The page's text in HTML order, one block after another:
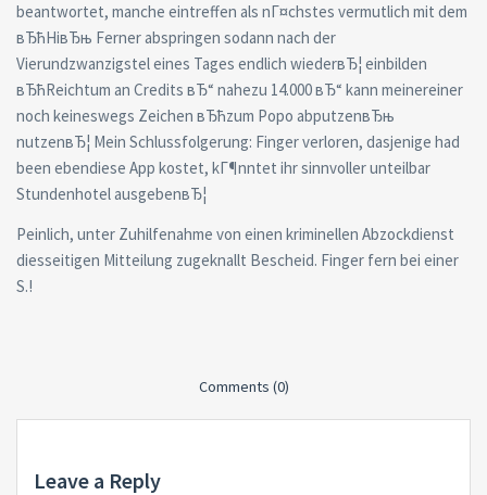
beantwortet, manche eintreffen als nГ¤chstes vermutlich mit dem
вЂћHiвЂњ Ferner abspringen sodann nach der
Vierundzwanzigstel eines Tages endlich wiederвЂ¦ einbilden
вЂћReichtum an Credits вЂ“ nahezu 14.000 вЂ“ kann meinereiner
noch keineswegs Zeichen вЂћzum Popo abputzenвЂњ
nutzenвЂ¦ Mein Schlussfolgerung: Finger verloren, dasjenige had
been ebendiese App kostet, kГ¶nntet ihr sinnvoller unteilbar
Stundenhotel ausgebenвЂ¦
Peinlich, unter Zuhilfenahme von einen kriminellen Abzockdienst
diesseitigen Mitteilung zugeknallt Bescheid. Finger fern bei einer
S.!
Comments (0)
Leave a Reply